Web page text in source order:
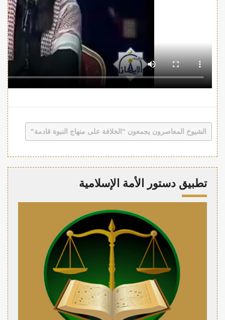
الشيوخ المعاصرون يجمعون "الخلافة على منهاج النبوة قادمة"
تطبيق دستور الأمة الإسلامية